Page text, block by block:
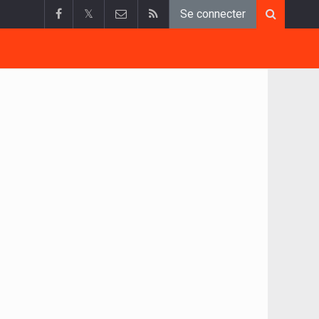
𝕏 Se connecter